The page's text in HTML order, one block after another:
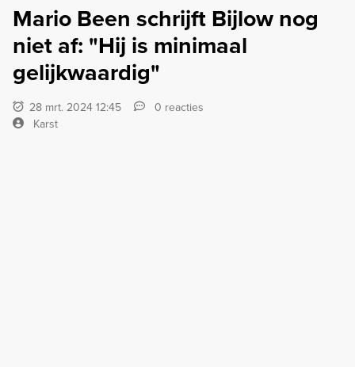
Mario Been schrijft Bijlow nog
niet af: "Hij is minimaal
gelijkwaardig"
28 mrt. 2024 12:45
0 reacties
Karst